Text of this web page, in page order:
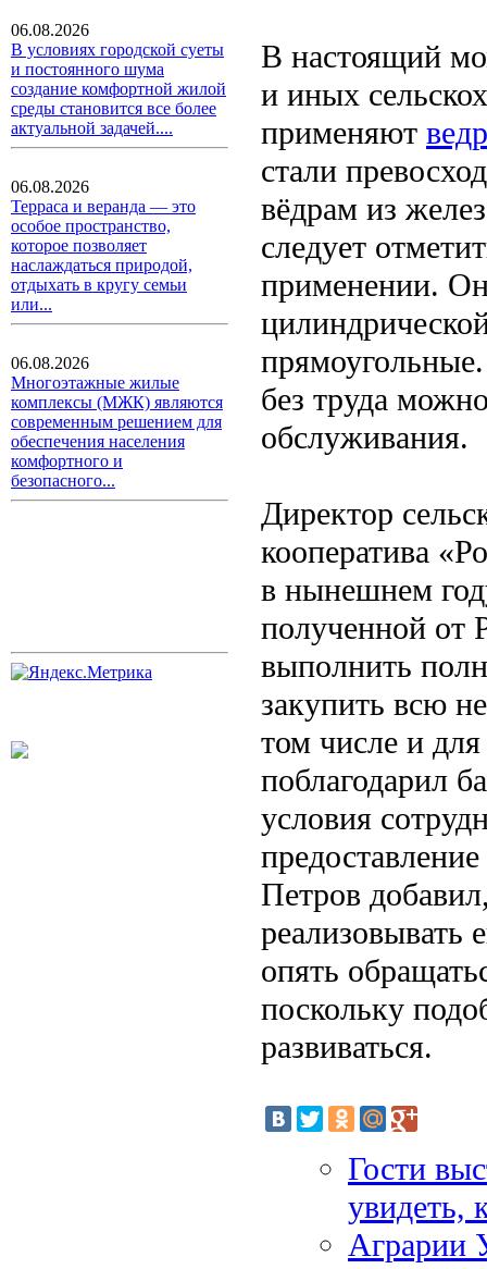
06.08.2026
В условиях городской суеты
и постоянного шума
создание комфортной жилой
среды становится все более
актуальной задачей....
06.08.2026
Терраса и веранда — это
особое пространство,
которое позволяет
наслаждаться природой,
отдыхать в кругу семьи
или...
06.08.2026
Многоэтажные жилые
комплексы (МЖК) являются
современным решением для
обеспечения населения
комфортного и
безопасного...
В настоящий
и иных
применяют
стали
вёдрам из
следует
применении.
без труда
обслуживания.
Директор
кооператива
в нынешнем
полученной от
выполнить
закупить всю
том числе и
поблагодарил
условия
Петров
реализовывать
опять
поскольку
развиваться.
Гости
увидеть,
Аграрии